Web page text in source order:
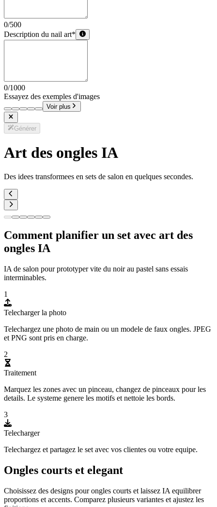
0/500
Description du nail art*
0/1000
Essayez des exemples d'images
Voir plus
Générer
Art des ongles IA
Des idees transformees en sets de salon en quelques secondes.
Comment planifier un set avec art des
ongles IA
IA de salon pour prototyper vite du noir au pastel sans essais
interminables.
1
Telecharger la photo
Telechargez une photo de main ou un modele de faux ongles. JPEG
et PNG sont pris en charge.
2
Traitement
Marquez les zones avec un pinceau, changez de pinceaux pour les
details. Le systeme genere les motifs et nettoie les bords.
3
Telecharger
Telechargez et partagez le set avec vos clientes ou votre equipe.
Ongles courts et elegant
Choisissez des designs pour ongles courts et laissez IA equilibrer
proportions et accents. Comparez plusieurs variantes et ajustez les